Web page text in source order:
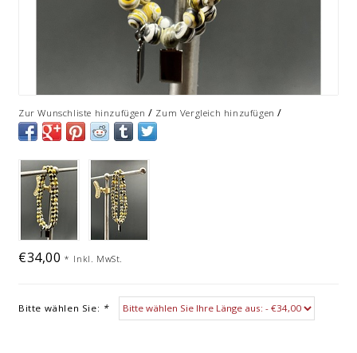
Zur Wunschliste hinzufügen / Zum Vergleich hinzufügen /
€34,00* Inkl. MwSt.
Bitte wählen Sie: *